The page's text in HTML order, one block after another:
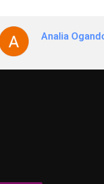
Rosario
de reemplazar la medicina
tradicional, sino de mirar
del síntoma y entender qué